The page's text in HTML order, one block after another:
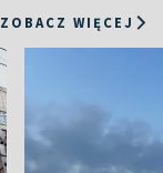
ZOBACZ WIĘCEJ